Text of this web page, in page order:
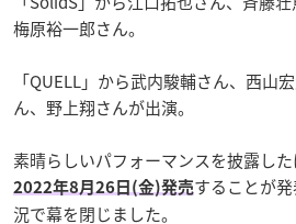
梅原裕一郎さん。
「QUELL」から武内駿輔さん、西山
ん、野上翔さんが出演。
素晴らしいパフォーマンスを披露した
2022年8月26日(金)発売することが
況で幕を閉じました。